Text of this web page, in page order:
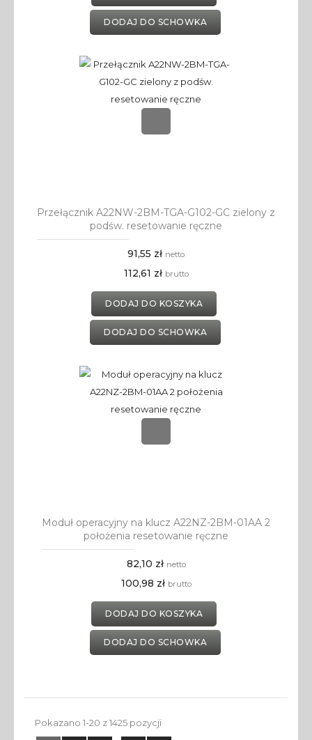
DODAJ DO SCHOWKA
Przełącznik A22NW-2BM-TGA-G102-GC zielony z
podśw. resetowanie ręczne
91,55 zł netto
112,61 zł brutto
DODAJ DO KOSZYKA
DODAJ DO SCHOWKA
Moduł operacyjny na klucz A22NZ-2BM-01AA 2
położenia resetowanie ręczne
82,10 zł netto
100,98 zł brutto
DODAJ DO KOSZYKA
DODAJ DO SCHOWKA
Pokazano 1-20 z 1425 pozycji